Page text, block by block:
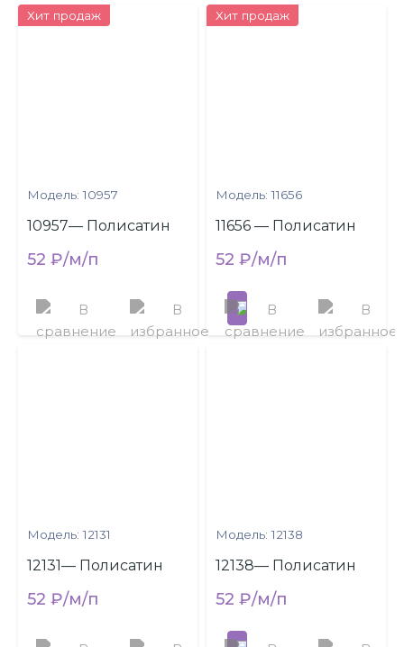
Хит продаж
Модель: 10957
10957— Полисатин
52 ₽/м/п
Хит продаж
Модель: 11656
11656 — Полисатин
52 ₽/м/п
Модель: 12131
12131— Полисатин
52 ₽/м/п
Модель: 12138
12138— Полисатин
52 ₽/м/п